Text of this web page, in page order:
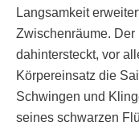
Langsamkeit
Zwischenräume.
dahintersteckt, vor
Körpereinsatz die
Schwingen und
seines schwarzen